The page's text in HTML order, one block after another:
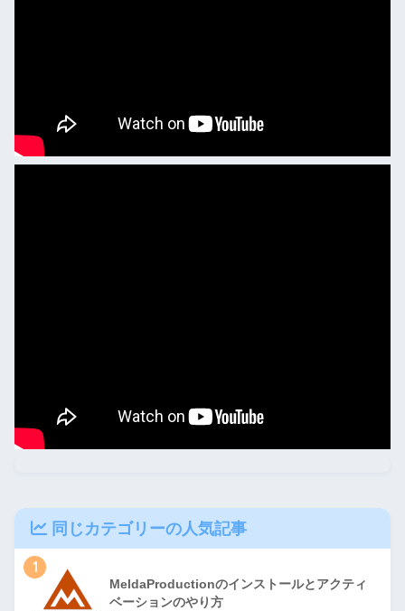
同じカテゴリーの人気記事
1
MeldaProductionのインストールとアクティ
ベーションのやり方